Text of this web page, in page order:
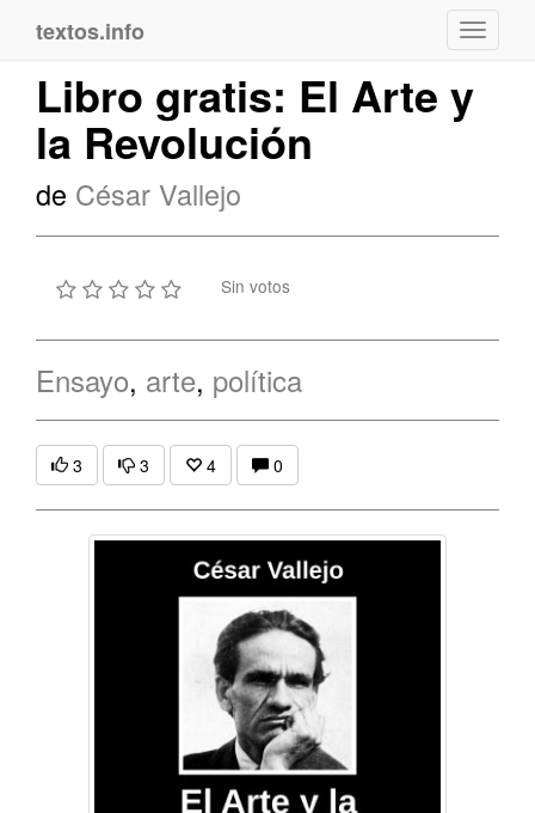
textos.info
Libro gratis: El Arte y
la Revolución
de César Vallejo
Sin votos
Ensayo, arte, política
3 3 4 0